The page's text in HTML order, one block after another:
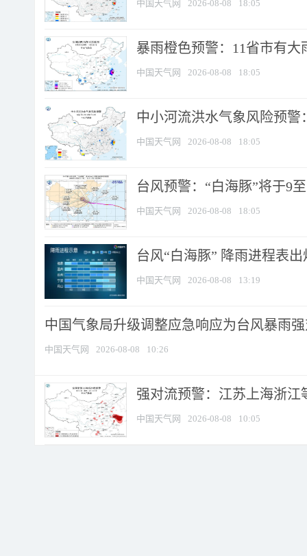
中国天气网 2026-08-08 18:05
暴雨橙色预警：11省市有
中国天气网 2026-08-08 18:05
中小河流洪水气象风险预
中国天气网 2026-08-08 18:05
台风预警：“白海豚”将于9
中国天气网 2026-08-08 18:05
台风“白海豚” 降雨进程表
中国天气网 2026-08-08 13:19
中国气象局升级调整应急响应为台风暴雨
中国天气网 2026-08-08 10:26
强对流预警：江苏上海浙江
中国天气网 2026-08-08 10:05